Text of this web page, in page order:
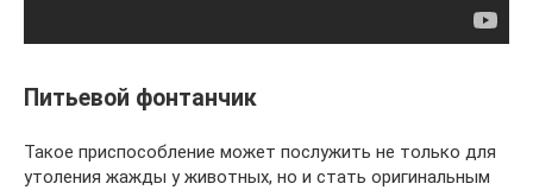
Питьевой фонтанчик
Такое приспособление может послужить не только для
утоления жажды у животных, но и стать оригинальным